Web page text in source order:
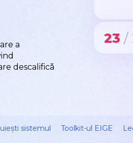
a
descalifică
23 /
sistemul Toolkit-ul EIGE